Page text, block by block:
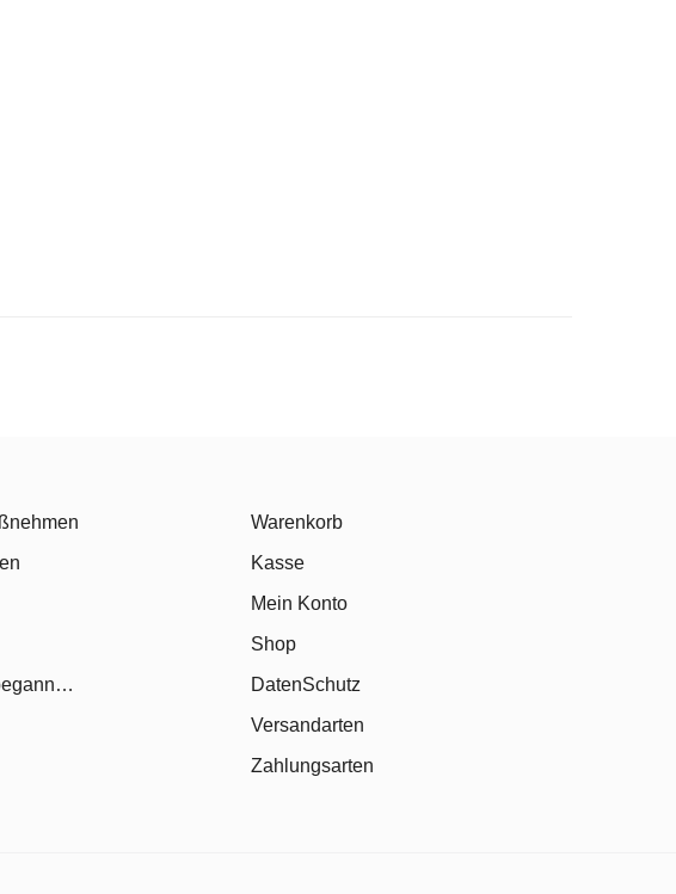
Warenkorb
Kasse
Mein Konto
Shop
DatenSchutz
Versandarten
Zahlungsarten